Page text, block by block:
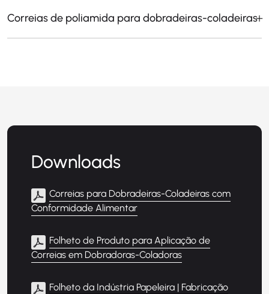
Correias de poliamida para dobradeiras-coladeiras
Downloads
Correias para Dobradeiras-Coladeiras com
Conformidade Alimentar
Folheto de Produto para Aplicação de
Correias em Dobradoras-Coladoras
Folheto da Indústria Papeleira | Fabricação